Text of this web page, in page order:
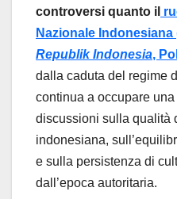
controversi quanto il
Nazionale Indonesiana
Republik Indonesia,
dalla caduta del regime
continua a occupare
discussioni sulla qualità
indonesiana,
e sulla persistenza di
dall’epoca autoritaria.